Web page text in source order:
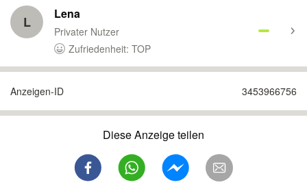
L Lena
Privater Nutzer
Zufriedenheit: TOP
Anzeigen-ID 3453966756
Diese Anzeige teilen